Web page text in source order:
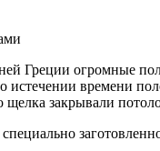
Греции огромные
истечении времени
щелка закрывали